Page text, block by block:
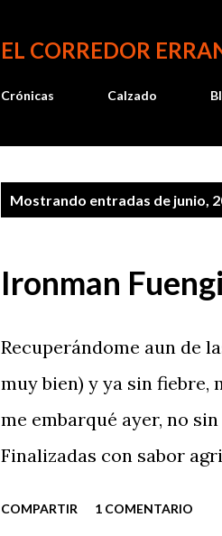
EL CORREDOR
Crónicas Calzado
Mostrando entradas de junio,
Ironman
Recuperándome aun de
muy bien) y ya sin fiebre,
me embarqué ayer, no
Finalizadas con sabor
COMPARTIR 1 COMENTARIO